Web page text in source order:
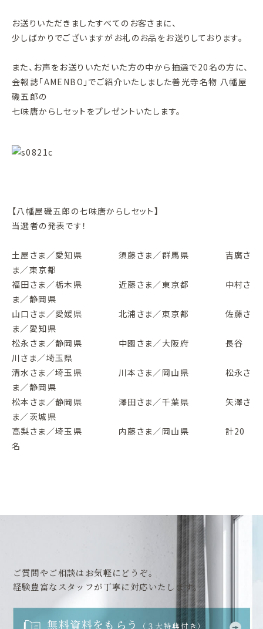
お送りいただきましたすべてのお客さまに、
少しばかりでございますがお礼のお品をお送りしております。
また、お声をお送りいただいた方の中から抽選で20名の方に、
会報誌「AMENBO」でご紹介いたしました善光寺名物 八幡屋
磯五郎の
七味唐からしセットをプレゼントいたします。
【八幡屋磯五郎の七味唐からしセット】
当選者の発表です！
土屋さま／愛知県 須藤さま／群馬県 吉廣さ
ま／東京都
福田さま／栃木県 近藤さま／東京都 中村さ
ま／静岡県
山口さま／愛媛県 北浦さま／東京都 佐藤さ
ま／愛知県
松永さま／静岡県 中園さま／大阪府 長谷
川さま／埼玉県
清水さま／埼玉県 川本さま／岡山県 松永さ
ま／静岡県
松本さま／静岡県 澤田さま／千葉県 矢澤さ
ま／茨城県
高梨さま／埼玉県 内藤さま／岡山県 計20
名
ご質問やご相談はお気軽にどうぞ。
経験豊富なスタッフが丁寧に対応いたします。
無料資料をもらう （３大特典付き）